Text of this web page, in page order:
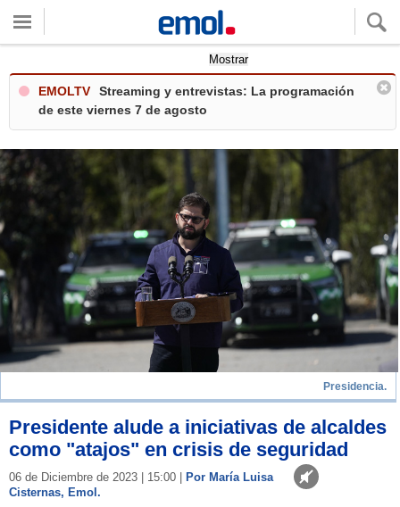
Mostrar
EMOLTV
Streaming y entrevistas: La programación
de este viernes 7 de agosto
Presidencia.
Presidente alude a iniciativas de alcaldes
como "atajos" en crisis de seguridad
06 de Diciembre de 2023 | 15:00 |
Por María Luisa
Cisternas, Emol.